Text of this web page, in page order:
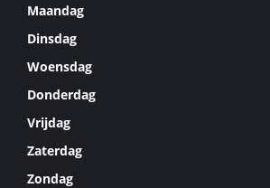
Maandag
Dinsdag
Woensdag
Donderdag
Vrijdag
Zaterdag
Zondag